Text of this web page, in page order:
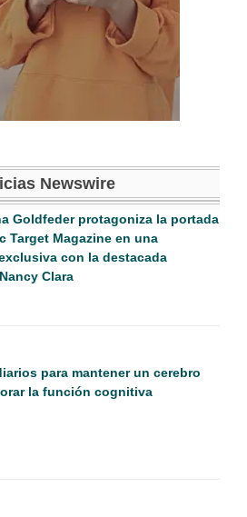
Newswire
Goldfeder protagoniza la portada
Target Magazine en una
con la destacada
Clara
para mantener un cerebro
la función cognitiva